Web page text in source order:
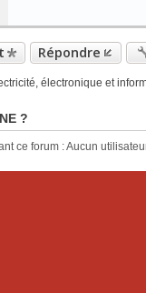
Répondre
électronique et
?
ce forum : Aucun